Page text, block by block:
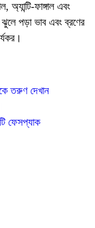
অ্যান্টি-ফাঙ্গাল এবং
ঝুলে পড়া ভাব এবং ব্রণের
তরুণ দেখান
ফেসপ্যাক